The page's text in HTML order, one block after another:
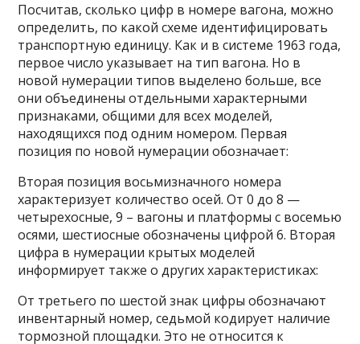
Посчитав, сколько цифр в номере вагона, можно
определить, по какой схеме идентифицировать
транспортную единицу. Как и в системе 1963 года,
первое число указывает на тип вагона. Но в
новой нумерации типов выделено больше, все
они объединены отдельными характерными
признаками, общими для всех моделей,
находящихся под одним номером. Первая
позиция по новой нумерации обозначает:
Вторая позиция восьмизначного номера
характеризует количество осей. От 0 до 8 —
четырехосные, 9 – вагоны и платформы с восемью
осями, шестиосные обозначены цифрой 6. Вторая
цифра в нумерации крытых моделей
информирует также о других характеристиках:
От третьего по шестой знак цифры обозначают
инвентарный номер, седьмой кодирует наличие
тормозной площадки. Это не относится к